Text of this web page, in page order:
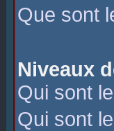
Que sont
Niveaux
Qui sont
Qui sont